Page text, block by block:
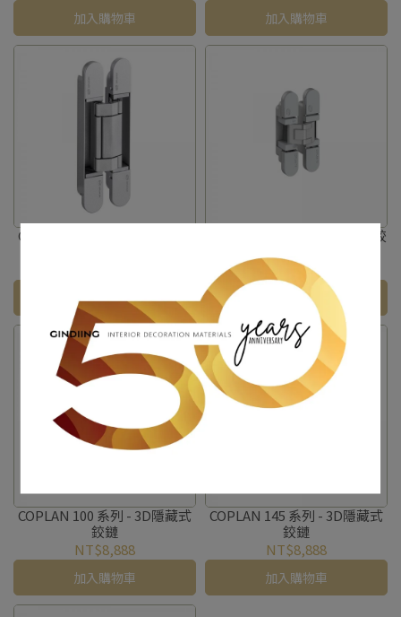
加入購物車 加入購物車
COPLAN 245 系列 - 3D隱藏式
加入購物車
COPLAN 75 系列 - 3D隱藏式鉸
NT$8,888
加入購物車
COPLAN 100 系列 - 3D隱藏式
鉸鏈
NT$8,888
加入購物車
COPLAN 145 系列 - 3D隱藏式
鉸鏈
NT$8,888
加入購物車